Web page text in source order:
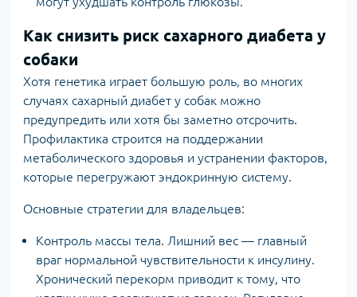
Как снизить риск сахарного диабета у
собаки
Хотя генетика играет большую роль, во многих
случаях сахарный диабет у собак можно
предупредить или хотя бы заметно отсрочить.
Профилактика строится на поддержании
метаболического здоровья и устранении факторов,
которые перегружают эндокринную систему.
Основные стратегии для владельцев:
Контроль массы тела. Лишний вес — главный
враг нормальной чувствительности к инсулину.
Хронический перекорм приводит к тому, что